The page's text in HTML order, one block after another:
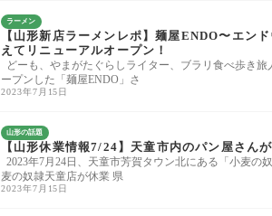
ラーメン
【山形新店ラーメンレポ】麺屋ENDO〜エ
えてリニューアルオープン！
どーも、やまがたぐらしライター、ブラリ食べ歩き
ープンした「麺屋ENDO」さ
2023年7月15日
山形の話題
【山形休業情報7/24】天童市内のパン屋さん
2023年7月24日、天童市芳賀タウン北にある「小麦
麦の奴隷天童店が休業 県
2023年7月15日